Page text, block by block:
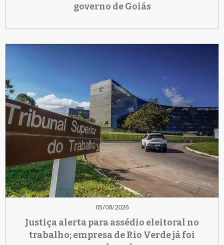
governo de Goiás
05/08/2026
Justiça alerta para assédio eleitoral no
trabalho; empresa de Rio Verde já foi